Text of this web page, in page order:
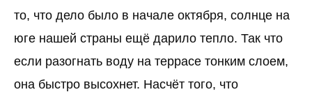
то, что дело было в начале октября, солнце на
юге нашей страны ещё дарило тепло. Так что
если разогнать воду на террасе тонким слоем,
она быстро высохнет. Насчёт того, что